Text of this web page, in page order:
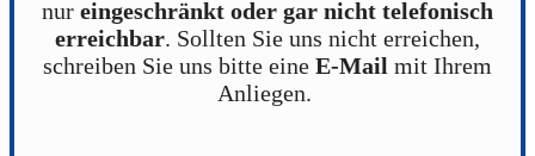
nur eingeschränkt oder gar nicht telefonisch
erreichbar. Sollten Sie uns nicht erreichen,
schreiben Sie uns bitte eine E-Mail mit Ihrem
Anliegen.